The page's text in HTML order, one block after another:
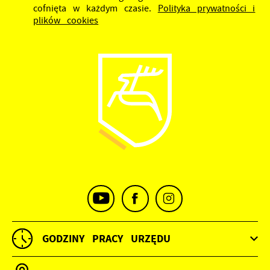
cofnięta w każdym czasie. Polityka prywatności i
plików cookies
GODZINY PRACY URZĘDU